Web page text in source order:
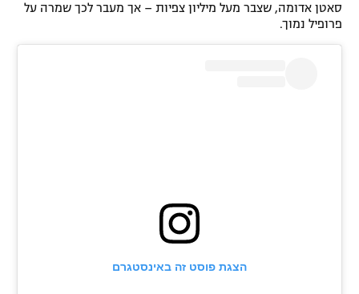
סאטן אדומה, שצבר מעל מיליון צפיות – אך מעבר לכך שמרה על
פרופיל נמוך.
הצגת פוסט זה באינסטגרם